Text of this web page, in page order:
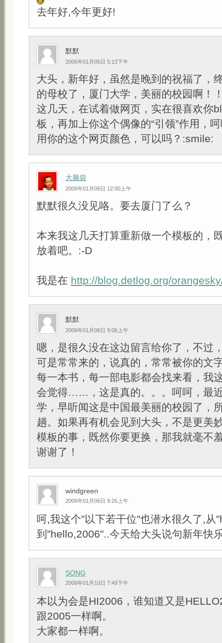
去年好,今年更好!
默默
2006年01月05日 5:13下午
大头，新年好，虽然是晚到的祝福了，
的母校了，厦门大学，美丽的校园啊！
这几天，在试着做网页，实在很喜欢你
板，再加上你这个偶像的“引领”作用，
用你的这个网页颜色，可以吗？:smile:
大脑袋
2006年01月06日 12:00上午
默默很久没见咯。要去厦门了么？
本来我这几天打算重新做一个模板的，
放着吧。:-D
我是在 http://blog.detlog.org/
默默
2006年01月06日 9:06上午
嗯，是很久没在这边留言给你了，不过
可是常常来的，说真的，常常被你的文
每一本书，每一部电影都会找来看，我
会觉得……，这是真的。。。呵呵，最
学，早听闻这是中国最美丽的校园了，
趟。如果再有机会见到大头，不是更美
模板的事，既然你要更换，那我就毫不
谢谢了！
windgreen
2006年01月06日 9:26上午
呵,我这个”以下若干位”也潜水很久了,从
到”hello,2006″..今天给大头说句新年快
SONG
2006年01月10日 7:49下午
本以为会是HI2006，谁知道又是
跟2005一样啊。
大家都一样啊。